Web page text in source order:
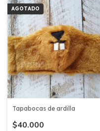
AGOTADO
Tapabocas de ardilla
$40.000